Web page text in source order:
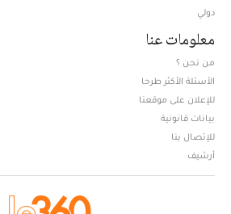
دولي
معلومات عنا
من نحن ؟
الأسئلة الأكثر طرحا
للإعلان على موقعنا
بيانات قانونية
للإتصال بنا
أرشيف